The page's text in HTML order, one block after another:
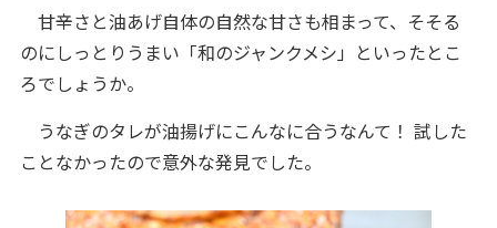
甘辛さと油あげ自体の自然な甘さも相まって、そそる
のにしっとりうまい「和のジャンクメシ」といったとこ
ろでしょうか。
うなぎのタレが油揚げにこんなに合うなんて！ 試した
ことなかったので意外な発見でした。